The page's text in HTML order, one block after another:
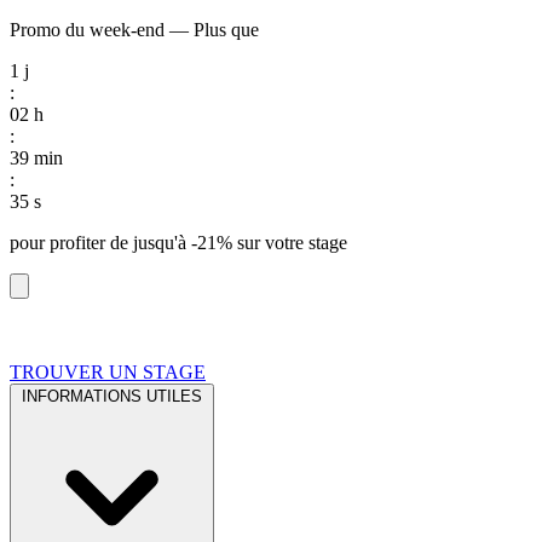
Promo du week-end — Plus que
1 j
:
02 h
:
39 min
:
34 s
pour profiter de jusqu'à -21% sur votre stage
TROUVER UN STAGE
INFORMATIONS UTILES